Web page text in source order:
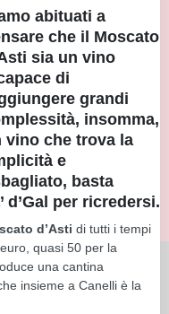
abituati a
che il Moscato
sia un vino
di
grandi
insomma,
vino che trova la
e
basta
d’Gal per ricredersi.
d’Asti di tutti i tempi
quasi 50 per la
una cantina
che insieme a Canelli è la